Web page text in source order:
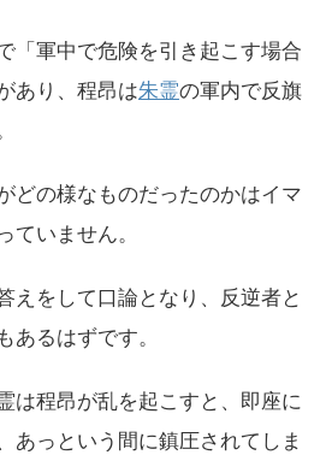
「軍中で危険を引き起こす場合
あり、程昂は朱霊の軍内で反旗
どの様なものだったのかはイマ
ていません。
えをして口論となり、反逆者と
あるはずです。
は程昂が乱を起こすと、即座に
あっという間に鎮圧されてしま